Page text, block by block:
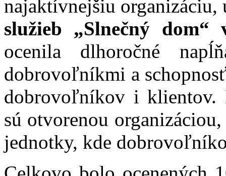
najaktívnejšiu organizáciu,
služieb „Slnečný dom“
ocenila dlhoročné
dobrovoľníkmi a
dobrovoľníkov i klientov.
sú otvorenou
jednotky, kde